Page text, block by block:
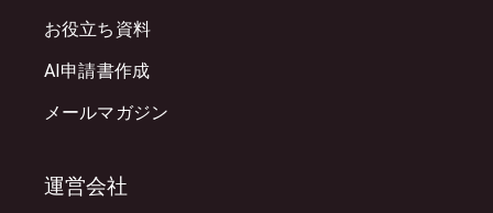
お役立ち資料
AI申請書作成
メールマガジン
運営会社